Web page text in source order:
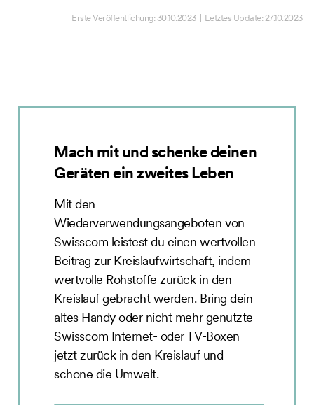
Erste Veröffentlichung:30.10.2023| Letztes Update:27.10.2023
Mach mit und schenke deinen
Geräten ein zweites Leben
Mit den
Wiederverwendungsangeboten von
Swisscom leistest du einen wertvollen
Beitrag zur Kreislaufwirtschaft, indem
wertvolle Rohstoffe zurück in den
Kreislauf gebracht werden. Bring dein
altes Handy oder nicht mehr genutzte
Swisscom Internet- oder TV-Boxen
jetzt zurück in den Kreislauf und
schone die Umwelt.